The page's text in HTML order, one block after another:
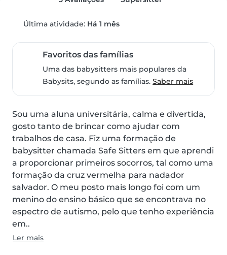
Última atividade: Há 1 mês
Favoritos das famílias
Uma das babysitters mais populares da
Babysits, segundo as famílias.Saber mais
Sou uma aluna universitária, calma e divertida,
gosto tanto de brincar como ajudar com
trabalhos de casa. Fiz uma formação de
babysitter chamada Safe Sitters em que aprendi
a proporcionar primeiros socorros, tal como uma
formação da cruz vermelha para nadador
salvador. O meu posto mais longo foi com um
menino do ensino básico que se encontrava no
espectro de autismo, pelo que tenho experiência
em..
Ler mais